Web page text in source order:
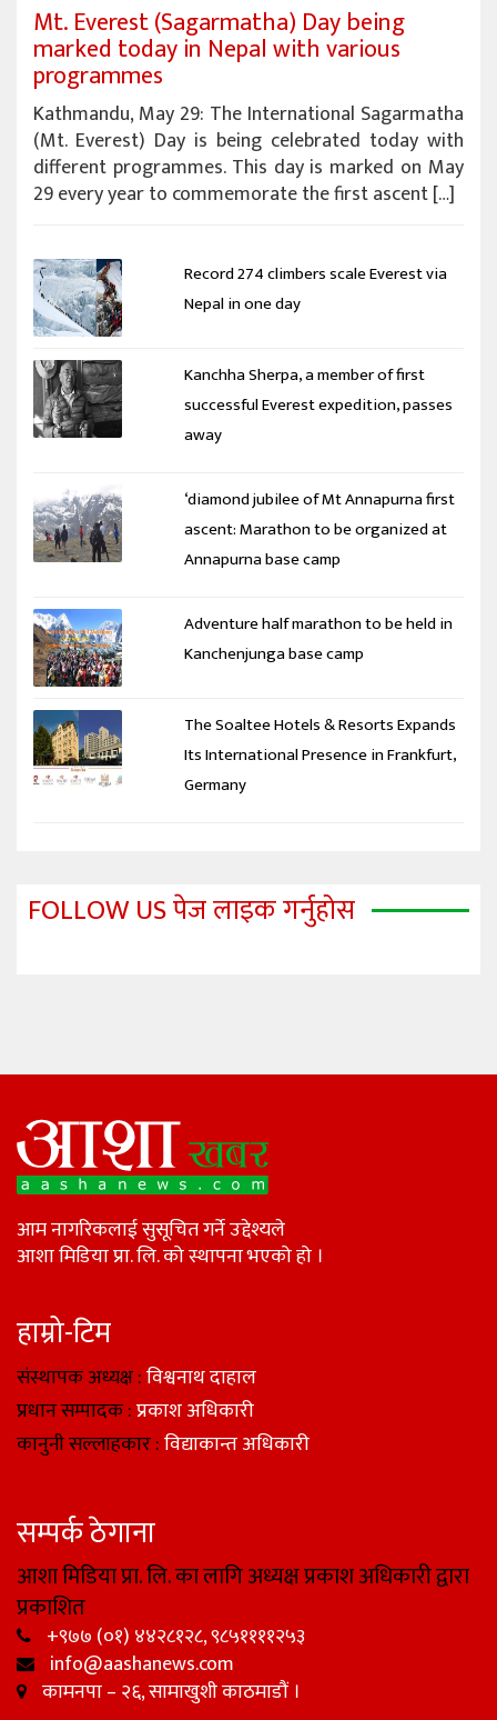
Mt. Everest (Sagarmatha) Day being
marked today in Nepal with various
programmes
Kathmandu, May 29: The International Sagarmatha
(Mt. Everest) Day is being celebrated today with
different programmes. This day is marked on May
29 every year to commemorate the first ascent […]
Record 274 climbers scale Everest via
Nepal in one day
Kanchha Sherpa, a member of first
successful Everest expedition, passes
away
‘diamond jubilee of Mt Annapurna first
ascent: Marathon to be organized at
Annapurna base camp
Adventure half marathon to be held in
Kanchenjunga base camp
The Soaltee Hotels & Resorts Expands
Its International Presence in Frankfurt,
Germany
FOLLOW US पेज लाइक गर्नुहोस
आम नागरिकलाई सुसूचित गर्ने उद्देश्यले
आशा मिडिया प्रा. लि. को स्थापना भएको हो ।
हाम्रो-टिम
संस्थापक अध्यक्ष :विश्वनाथ दाहाल
प्रधान सम्पादक :प्रकाश अधिकारी
कानुनी सल्लाहकार :विद्याकान्त अधिकारी
सम्पर्क ठेगाना
आशा मिडिया प्रा. लि. का लागि अध्यक्ष प्रकाश अधिकारी द्वारा
प्रकाशित
+९७७ (०१) ४४२८१२८, ९८५११११२५३
info@aashanews.com
कामनपा – २६, सामाखुशी काठमाडौं ।